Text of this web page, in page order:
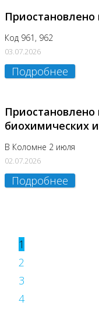
Код 961, 962
03.07.2026
Подробнее
биохимических
В Коломне 2 июля
02.07.2026
Подробнее
1
2
3
4